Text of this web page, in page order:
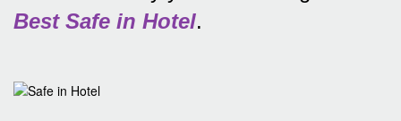
Best Safe in Hotel.